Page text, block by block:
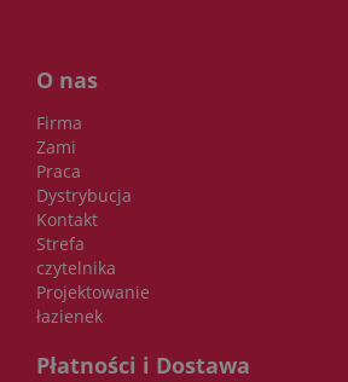
O nas
Firma
Zami
Praca
Dystrybucja
Kontakt
Strefa
czytelnika
Projektowanie
łazienek
Płatności i Dostawa